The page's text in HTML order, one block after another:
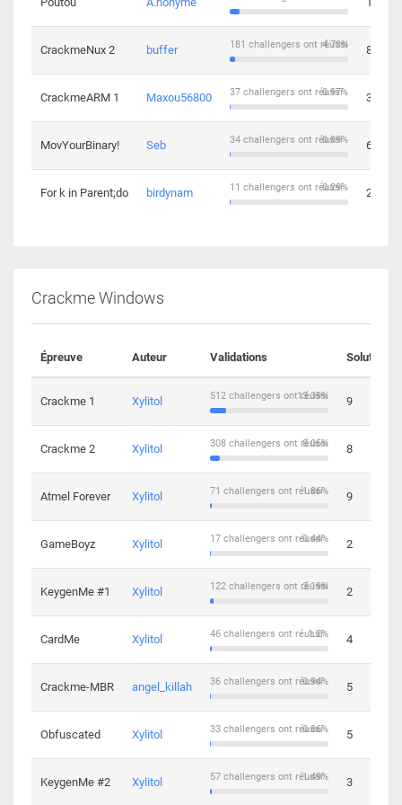
CrackmeNux 2 buffer 4.73%
181 challengers ont réussi 8
CrackmeARM 1 Maxou56800 0.97%
37 challengers ont réussi 3
MovYourBinary! Seb 0.89%
34 challengers ont réussi 6
For k in Parent;do birdynam 0.29%
11 challengers ont réussi 2
Crackme Windows
Épreuve Auteur Validations Solutions
Crackme 1 Xylitol 13.39%
512 challengers ont réussi 9
Crackme 2 Xylitol 8.05%
308 challengers ont réussi 8
Atmel Forever Xylitol 1.86%
71 challengers ont réussi 9
GameBoyz Xylitol 0.44%
17 challengers ont réussi 2
KeygenMe #1 Xylitol 3.19%
122 challengers ont réussi 2
CardMe Xylitol 1.2%
46 challengers ont réussi 4
Crackme-MBR angel_killah 0.94%
36 challengers ont réussi 5
Obfuscated Xylitol 0.86%
33 challengers ont réussi 5
KeygenMe #2 Xylitol 1.49%
57 challengers ont réussi 3